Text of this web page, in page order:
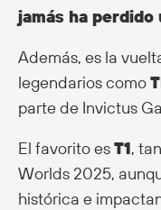
jamás ha perdido
Además, es la
legendarios como
parte de Invictus
El favorito esT1,
Worlds 2025,
histórica e